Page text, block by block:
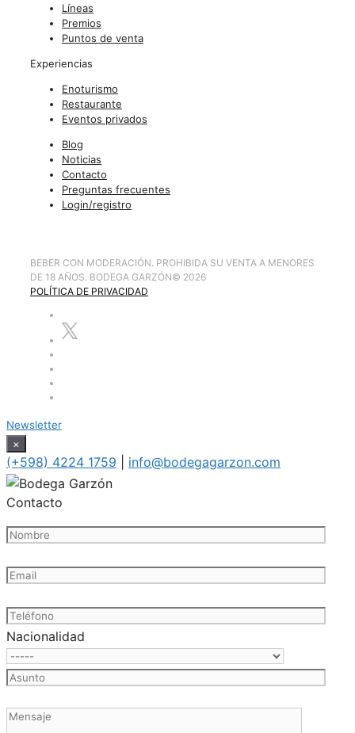
Líneas
Premios
Puntos de venta
Experiencias
Enoturismo
Restaurante
Eventos privados
Blog
Noticias
Contacto
Preguntas frecuentes
Login/registro
BEBER CON MODERACIÓN. PROHIBIDA SU VENTA A MENORES
DE 18 AÑOS. BODEGA GARZÓN© 2026
POLÍTICA DE PRIVACIDAD
Newsletter
×
(+598) 4224 1759 info@bodegagarzon.com
Contacto
Nacionalidad